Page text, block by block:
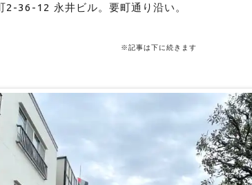
2-36-12 永井ビル。要町通り沿い。
※記事は下に続きます